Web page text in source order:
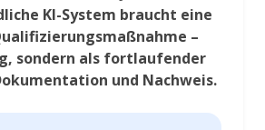
KI-System braucht eine
–
sondern als fortlaufender
und Nachweis.